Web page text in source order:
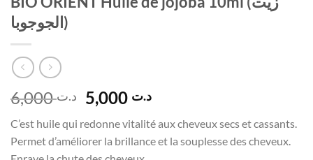
الجوجوبا)
د.ت6,000
Le
prix
initial
était :
د.تLe
actuel
est :
C’est huile qui redonne vitalité aux cheveux secs et cassants.
Permet d’améliorer la brillance et la souplesse des cheveux.